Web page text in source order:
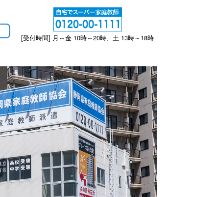
[受付時間] 月～金 10時～20時、土 13時～18時